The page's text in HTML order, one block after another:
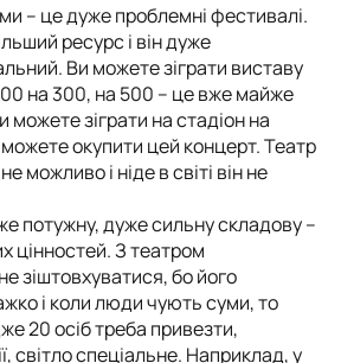
– це дуже проблемні фестивалі.
ресурс і він дуже
Ви можете зіграти виставу
на 300, на 500 – це вже майже
можете зіграти на стадіон на
окупити цей концерт. Театр
можливо і ніде в світі він не
потужну, дуже сильну складову –
цінностей. З театром
зіштовхуватися, бо його
і коли люди чують суми, то
20 осіб треба привезти,
світло спеціальне. Наприклад, у